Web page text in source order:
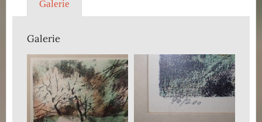
Galerie
Galerie